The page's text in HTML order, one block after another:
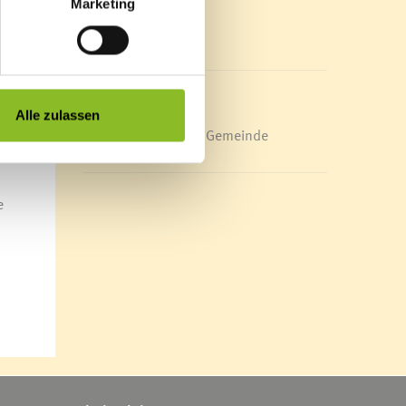
Marketing
Alle zulassen
Mediathek
News Archiv
Energieeffiziente Gemeinde